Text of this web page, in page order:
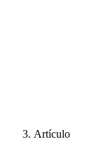
Artículo